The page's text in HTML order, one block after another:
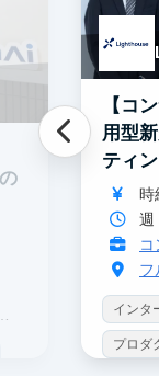
【コ
用型
ティ
時
週
フ
インタ
プロダ